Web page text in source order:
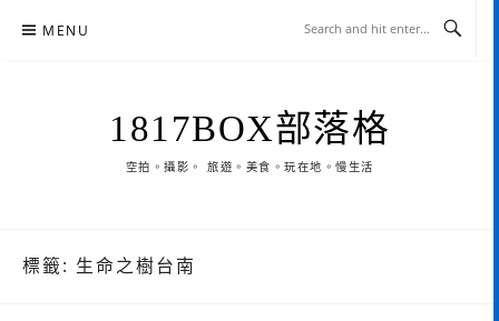
MENU
1817BOX部落格
空拍。攝影。 旅遊。美食。玩在地。慢生活
標籤: 生命之樹台南